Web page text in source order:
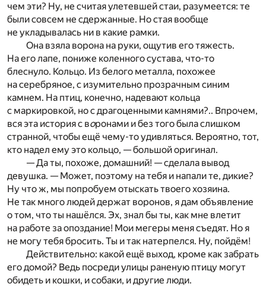
чем эти? Ну, не считая улетевшей стаи, разумеется: те
были совсем не сдержанные. Но стая вообще
не укладывалась ни в какие рамки.
Она взяла ворона на руки, ощутив его тяжесть.
На его лапе, пониже коленного сустава, что-то
блеснуло. Кольцо. Из белого металла, похожее
на серебряное, с изумительно прозрачным синим
камнем. На птиц, конечно, надевают кольца
с маркировкой, но с драгоценными камнями?.. Впрочем,
вся эта история с воронами и без того была слишком
странной, чтобы ещё чему-то удивляться. Вероятно, тот,
кто надел ему это кольцо, — большой оригинал.
— Да ты, похоже, домашний! — сделала вывод
девушка. — Может, поэтому на тебя и напали те, дикие?
Ну что ж, мы попробуем отыскать твоего хозяина.
Не так много людей держат воронов, я дам объявление
о том, что ты нашёлся. Эх, знал бы ты, как мне влетит
на работе за опоздание! Мои мегеры меня съедят. Но я
не могу тебя бросить. Ты и так натерпелся. Ну, пойдём!
Действительно: какой ещё выход, кроме как забрать
его домой? Ведь посреди улицы раненую птицу могут
обидеть и кошки, и собаки, и другие люди.